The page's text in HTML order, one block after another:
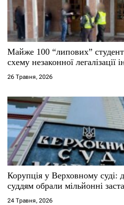
Майже 100 “липових”
схему незаконної легалізації
26 Травня, 2026
Корупція у Верховному суді:
суддям обрали мільйонні
24 Травня, 2026